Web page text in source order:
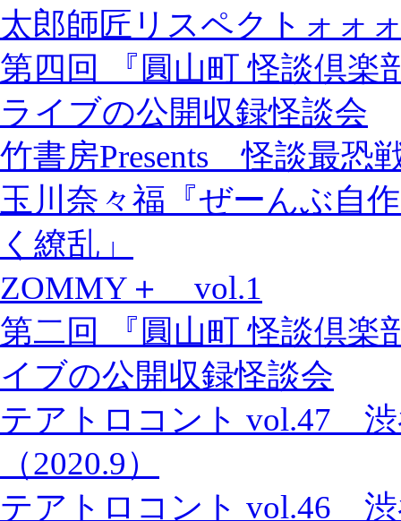
太郎師匠リスペクトォォ
第四回 『圓山町 怪談倶
ライブの公開収録怪談会
竹書房Presents 怪談最恐
玉川奈々福『ぜーんぶ自
く繚乱」
ZOMMY＋ vol.1
第二回 『圓山町 怪談倶
イブの公開収録怪談会
テアトロコント vol.47
（2020.9）
テアトロコント vol.46